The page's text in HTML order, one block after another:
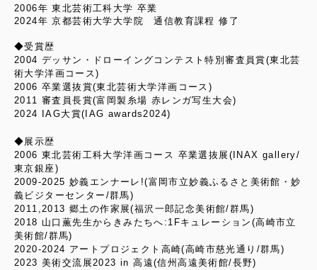
2006年 東北芸術工科大学 卒業
2024年 京都芸術大学大学院 通信教育課程 修了
◆受賞歴
2004 デッサン・ドローイングコンテスト特別審査員賞(東北芸
術大学洋画コース)
2006 卒業選抜賞(東北芸術大学洋画コース)
2011 審査員長賞(富岡製糸場 赤レンガ写生大会)
2024 IAG大賞(IAG awards2024)
◆展示歴
2006 東北芸術工科大学洋画コース 卒業選抜展(INAX gallery/
東京銀座)
2009-2025 妙義エンナーレ!(富岡市立妙義ふるさと美術館・妙
義ビジターセンター/群馬)
2011,2013 郷土の作家展(福沢一郎記念美術館/群馬)
2018 山口薫先生からきみたちへ:1Fキュレーション(高崎市立
美術館/群馬)
2020-2024 アートプロジェクト高崎(高崎市慈光通り/群馬)
2023 美術交流展2023 in 高遠(信州高遠美術館/長野)